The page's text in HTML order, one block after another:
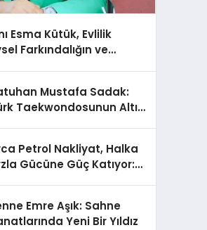
Esma Kütük, Evlilik
Farkındalığın ve
Mustafa Sadak:
Taekwondosunun Altın
Petrol Nakliyat, Halka
Gücüne Güç Katıyor:
Emre Aşık: Sahne
Yeni Bir Yıldız